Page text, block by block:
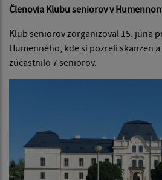
Členovia Klubu seniorov v
Klub seniorov zorganizoval 15. júna
Humenného, kde si pozreli skanzen a
zúčastnilo 7 seniorov.